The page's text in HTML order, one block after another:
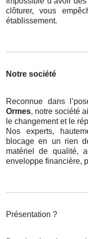
clôturer, vous
établissement.
Notre société
Reconnue dans
Ormes, notre société
le changement et le
Nos experts,
blocage en un rien
matériel de qualité,
enveloppe financière,
Présentation ?